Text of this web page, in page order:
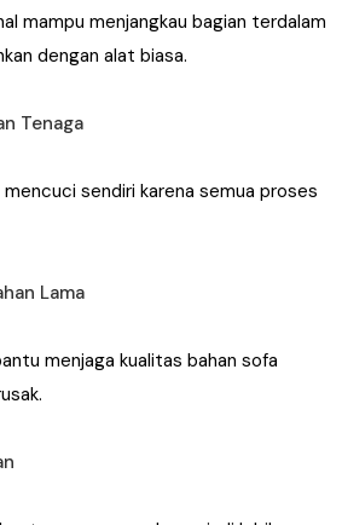
mampu menjangkau bagian terdalam
dengan alat biasa.
Tenaga
sendiri karena semua proses
Lama
menjaga kualitas bahan sofa